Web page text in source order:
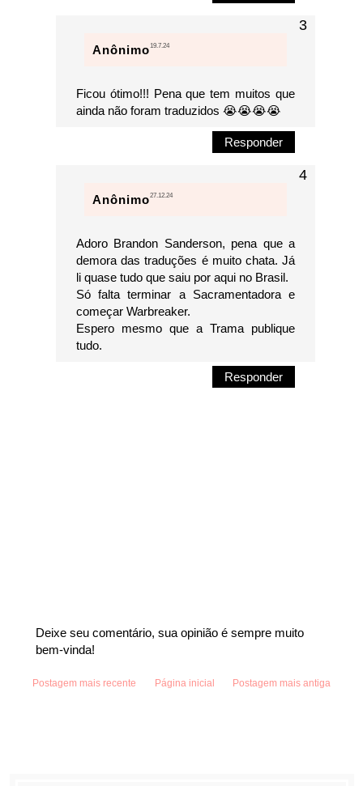
Anônimo19.7.24
Ficou ótimo!!! Pena que tem muitos que
ainda não foram traduzidos 😭😭😭😭
Responder
Anônimo27.12.24
Adoro Brandon Sanderson, pena que a
demora das traduções é muito chata. Já
li quase tudo que saiu por aqui no Brasil.
Só falta terminar a Sacramentadora e
começar Warbreaker.
Espero mesmo que a Trama publique
tudo.
Responder
Deixe seu comentário, sua opinião é sempre muito
bem-vinda!
Postagem mais recente Postagem mais antiga
Página inicial